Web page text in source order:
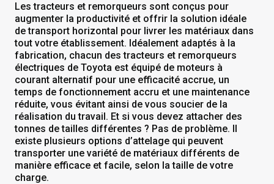
Les tracteurs et remorqueurs sont conçus pour
augmenter la productivité et offrir la solution idéale
de transport horizontal pour livrer les matériaux dans
tout votre établissement. Idéalement adaptés à la
fabrication, chacun des tracteurs et remorqueurs
électriques de Toyota est équipé de moteurs à
courant alternatif pour une efficacité accrue, un
temps de fonctionnement accru et une maintenance
réduite, vous évitant ainsi de vous soucier de la
réalisation du travail. Et si vous devez attacher des
tonnes de tailles différentes ? Pas de problème. Il
existe plusieurs options d’attelage qui peuvent
transporter une variété de matériaux différents de
manière efficace et facile, selon la taille de votre
charge.